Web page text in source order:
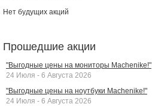
Нет будущих акций
Прошедшие акции
"Выгодные цены на мониторы Machenike!"
24 Июля - 6 Августа 2026
"Выгодные цены на ноутбуки Machenike!"
24 Июля - 6 Августа 2026